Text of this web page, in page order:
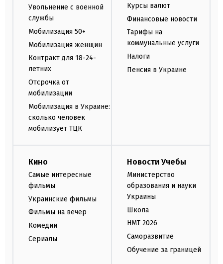
Увольнение с военной
службы
Мобилизация 50+
Мобилизация женщин
Контракт для 18-24-
летних
Отсрочка от
мобилизации
Мобилизация в Украине:
сколько человек
мобилизует ТЦК
Курсы валют
Финансовые новости
Тарифы на
коммунальные услуги
Налоги
Пенсия в Украине
Кино
Самые интересные
фильмы
Украинские фильмы
Фильмы на вечер
Комедии
Сериалы
Новости Учебы
Министерство
образования и науки
Украины
Школа
НМТ 2026
Саморазвитие
Обучение за границей